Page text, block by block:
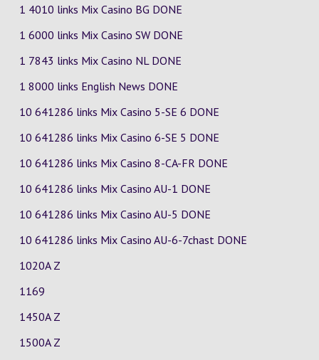
1 4010 links Mix Casino BG DONE
1 6000 links Mix Casino SW DONE
1 7843 links Mix Casino NL DONE
1 8000 links English News DONE
10 641286 links Mix Casino 5-SE 6 DONE
10 641286 links Mix Casino 6-SE 5 DONE
10 641286 links Mix Casino 8-CA-FR DONE
10 641286 links Mix Casino AU-1 DONE
10 641286 links Mix Casino AU-5 DONE
10 641286 links Mix Casino AU-6-7chast DONE
1020A Z
1169
1450A Z
1500A Z